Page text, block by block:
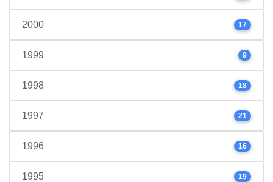
2000 17
1999 9
1998 18
1997 21
1996 16
1995 19